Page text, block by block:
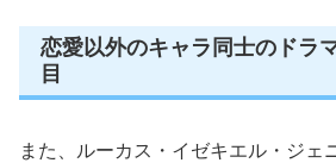
恋愛以外のキャラ同士のドラ
目
また、ルーカス・イゼキエル・ジェ